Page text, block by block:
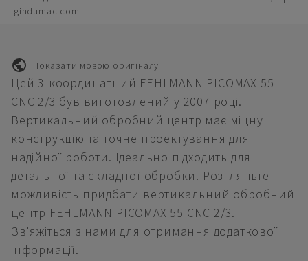
gindumac.com
Показати мовою оригіналу
Цей 3-координатний FEHLMANN PICOMAX 55
CNC 2/3 був виготовлений у 2007 році.
Вертикальний обробний центр має міцну
конструкцію та точне проектування для
надійної роботи. Ідеально підходить для
детальної та складної обробки. Розгляньте
можливість придбати вертикальний обробний
центр FEHLMANN PICOMAX 55 CNC 2/3.
Зв'яжіться з нами для отримання додаткової
інформації.